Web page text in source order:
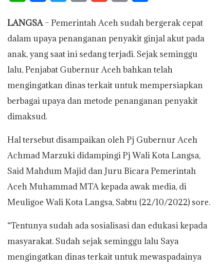
a
t
s
p
e
b
i
t
t
p
y
L
a
i
l
i
n
t
a
r
e
LANGSA– Pemerintah Aceh sudah bergerak cepat
dalam upaya penanganan penyakit ginjal akut pada
anak, yang saat ini sedang terjadi. Sejak seminggu
lalu, Penjabat Gubernur Aceh bahkan telah
mengingatkan dinas terkait untuk mempersiapkan
berbagai upaya dan metode penanganan penyakit
dimaksud.
Hal tersebut disampaikan oleh Pj Gubernur Aceh
Achmad Marzuki didampingi Pj Wali Kota Langsa,
Said Mahdum Majid dan Juru Bicara Pemerintah
Aceh Muhammad MTA kepada awak media, di
Meuligoe Wali Kota Langsa, Sabtu (22/10/2022) sore.
“Tentunya sudah ada sosialisasi dan edukasi kepada
masyarakat. Sudah sejak seminggu lalu Saya
mengingatkan dinas terkait untuk mewaspadainya